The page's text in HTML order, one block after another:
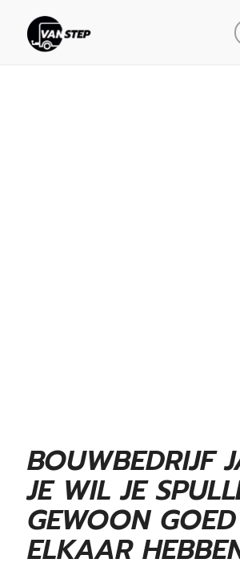
BOUWBEDRIJF
JE WIL JE
GEWOON
ELKAAR